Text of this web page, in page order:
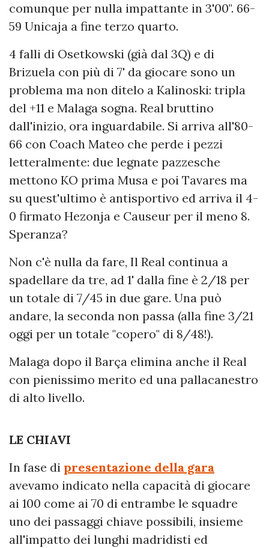
comunque per nulla impattante in 3'00". 66-
59 Unicaja a fine terzo quarto.
4 falli di Osetkowski (già dal 3Q) e di
Brizuela con più di 7' da giocare sono un
problema ma non ditelo a Kalinoski: tripla
del +11 e Malaga sogna. Real bruttino
dall'inizio, ora inguardabile. Si arriva all'80-
66 con Coach Mateo che perde i pezzi
letteralmente: due legnate pazzesche
mettono KO prima Musa e poi Tavares ma
su quest'ultimo è antisportivo ed arriva il 4-
0 firmato Hezonja e Causeur per il meno 8.
Speranza?
Non c'è nulla da fare, Il Real continua a
spadellare da tre, ad 1' dalla fine è 2/18 per
un totale di 7/45 in due gare. Una può
andare, la seconda non passa (alla fine 3/21
oggi per un totale "copero" di 8/48!).
Malaga dopo il Barça elimina anche il Real
con pienissimo merito ed una pallacanestro
di alto livello.
LE CHIAVI
In fase di presentazione della gara
avevamo indicato nella capacità di giocare
ai 100 come ai 70 di entrambe le squadre
uno dei passaggi chiave possibili, insieme
all'impatto dei lunghi madridisti ed